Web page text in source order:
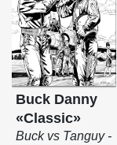
Buck Danny
«Classic»
Buck vs Tanguy -